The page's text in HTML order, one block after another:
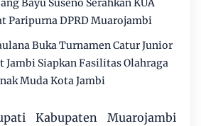
Bayu Suseno Serahkan KUA
Paripurna DPRD Muarojambi
Buka Turnamen Catur Junior
Jambi Siapkan Fasilitas Olahraga
Muda Kota Jambi
Kabupaten Muarojambi